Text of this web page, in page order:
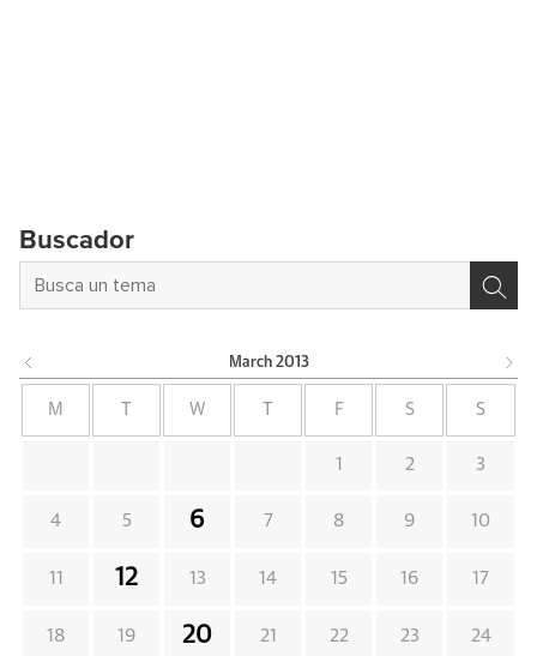
Buscador
March 2013
M W F S S
1 2 3
4 5 6 7 8 9 10
11 12 13 14 15 16 17
18 19 20 21 22 23 24